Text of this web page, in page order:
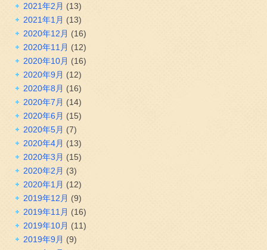
2021年2月 (13)
2021年1月 (13)
2020年12月 (16)
2020年11月 (12)
2020年10月 (16)
2020年9月 (12)
2020年8月 (16)
2020年7月 (14)
2020年6月 (15)
2020年5月 (7)
2020年4月 (13)
2020年3月 (15)
2020年2月 (3)
2020年1月 (12)
2019年12月 (9)
2019年11月 (16)
2019年10月 (11)
2019年9月 (9)